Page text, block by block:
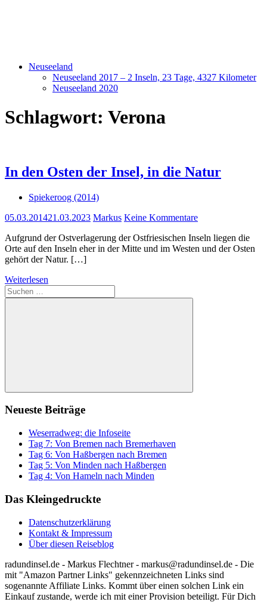
Neuseeland
Neuseeland 2017 – 2 Inseln, 23 Tage, 4327 Kilometer
Neuseeland 2020
Schlagwort: Verona
In den Osten der Insel, in die Natur
Spiekeroog (2014)
05.03.201421.03.2023 Markus Keine Kommentare
Aufgrund der Ostverlagerung der Ostfriesischen Inseln liegen die
Orte auf den Inseln eher in der Mitte und im Westen und der Osten
gehört der Natur. […]
Weiterlesen
Suchen
nach:
Suchen
Neueste Beiträge
Weserradweg: die Infoseite
Tag 7: Von Bremen nach Bremerhaven
Tag 6: Von Haßbergen nach Bremen
Tag 5: Von Minden nach Haßbergen
Tag 4: Von Hameln nach Minden
Das Kleingedruckte
Datenschutzerklärung
Kontakt & Impressum
Über diesen Reiseblog
radundinsel.de - Markus Flechtner - markus@radundinsel.de - Die
mit "Amazon Partner Links" gekennzeichneten Links sind
sogenannte Affiliate Links. Kommt über einen solchen Link ein
Einkauf zustande, werde ich mit einer Provision beteiligt. Für Dich